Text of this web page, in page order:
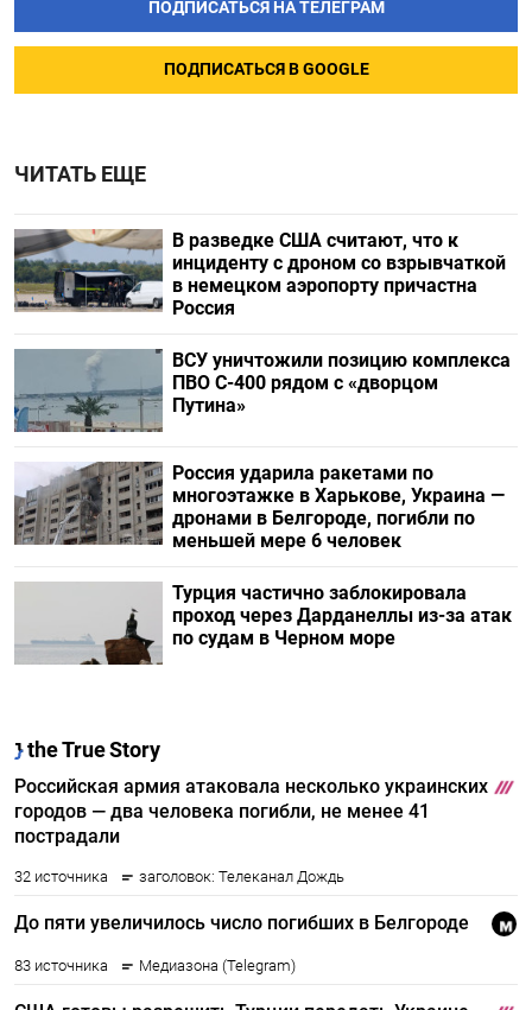
ПОДПИСАТЬСЯ НА ТЕЛЕГРАМ
ПОДПИСАТЬСЯ В GOOGLE
ЧИТАТЬ ЕЩЕ
В разведке США считают, что к
инциденту с дроном со взрывчаткой
в немецком аэропорту причастна
Россия
ВСУ уничтожили позицию комплекса
ПВО С-400 рядом с «дворцом
Путина»
Россия ударила ракетами по
многоэтажке в Харькове, Украина —
дронами в Белгороде, погибли по
меньшей мере 6 человек
Турция частично заблокировала
проход через Дарданеллы из-за атак
по судам в Черном море